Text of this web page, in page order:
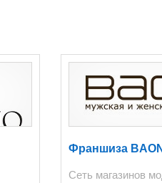
Франшиза BAON
Сеть магазинов